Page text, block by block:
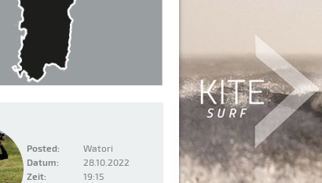
Posted:
Watori
Datum:
28.10.2022
Zeit:
19:15